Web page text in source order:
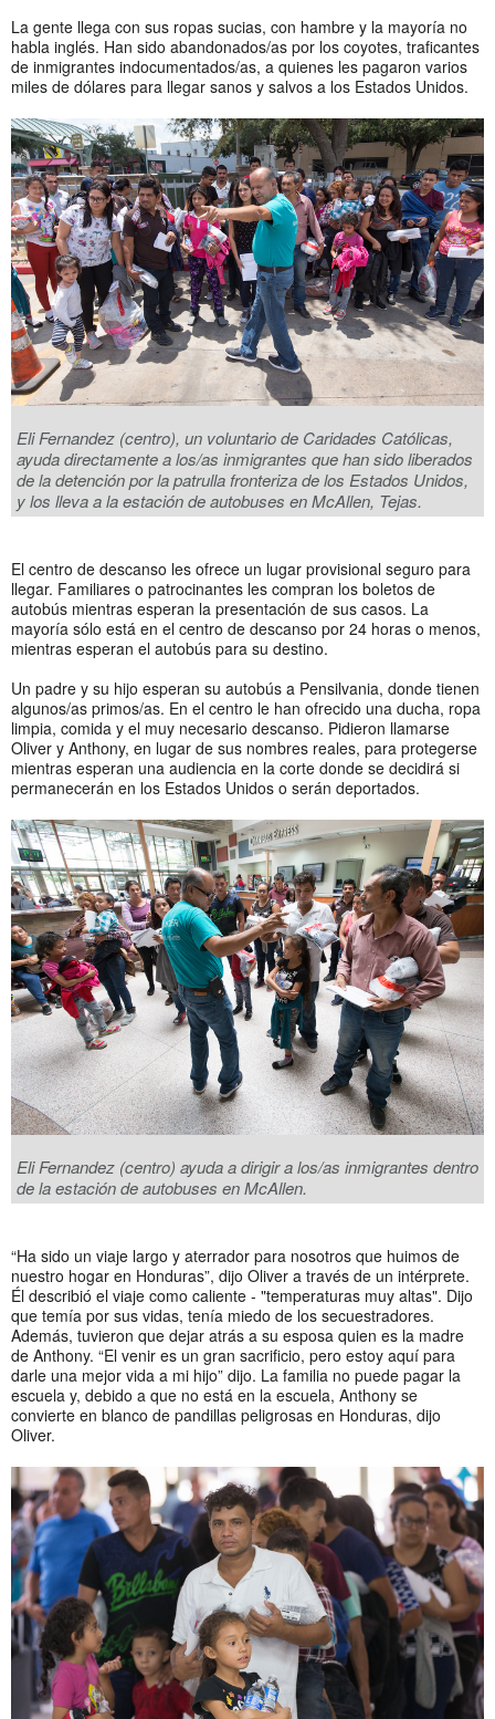
La gente llega con sus ropas sucias, con hambre y la mayoría no
habla inglés. Han sido abandonados/as por los coyotes, traficantes
de inmigrantes indocumentados/as, a quienes les pagaron varios
miles de dólares para llegar sanos y salvos a los Estados Unidos.
Eli Fernandez (centro), un voluntario de Caridades Católicas,
ayuda directamente a los/as inmigrantes que han sido liberados
de la detención por la patrulla fronteriza de los Estados Unidos,
y los lleva a la estación de autobuses en McAllen, Tejas.
El centro de descanso les ofrece un lugar provisional seguro para
llegar. Familiares o patrocinantes les compran los boletos de
autobús mientras esperan la presentación de sus casos. La
mayoría sólo está en el centro de descanso por 24 horas o menos,
mientras esperan el autobús para su destino.
Un padre y su hijo esperan su autobús a Pensilvania, donde tienen
algunos/as primos/as. En el centro le han ofrecido una ducha, ropa
limpia, comida y el muy necesario descanso. Pidieron llamarse
Oliver y Anthony, en lugar de sus nombres reales, para protegerse
mientras esperan una audiencia en la corte donde se decidirá si
permanecerán en los Estados Unidos o serán deportados.
Eli Fernandez (centro) ayuda a dirigir a los/as inmigrantes dentro
de la estación de autobuses en McAllen.
“Ha sido un viaje largo y aterrador para nosotros que huimos de
nuestro hogar en Honduras”, dijo Oliver a través de un intérprete.
Él describió el viaje como caliente - "temperaturas muy altas". Dijo
que temía por sus vidas, tenía miedo de los secuestradores.
Además, tuvieron que dejar atrás a su esposa quien es la madre
de Anthony. “El venir es un gran sacrificio, pero estoy aquí para
darle una mejor vida a mi hijo” dijo. La familia no puede pagar la
escuela y, debido a que no está en la escuela, Anthony se
convierte en blanco de pandillas peligrosas en Honduras, dijo
Oliver.